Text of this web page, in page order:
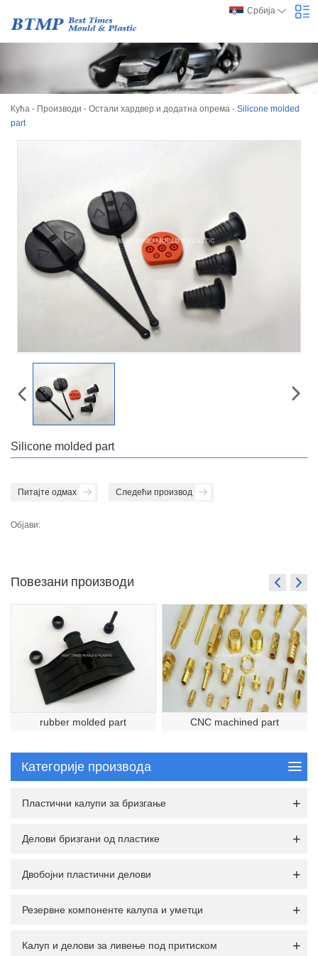
Србија
Кућа - Производи - Остали хардвер и додатна опрема - Silicone molded
part
Silicone molded part
Питајте одмах Следећи производ
Објави:
Повезани производи
rubber molded part CNC machined part
Категорије производа
Пластични калупи за бризгање
Делови бризгани од пластике
Двобојни пластични делови
Резервне компоненте калупа и уметци
Калуп и делови за ливење под притиском